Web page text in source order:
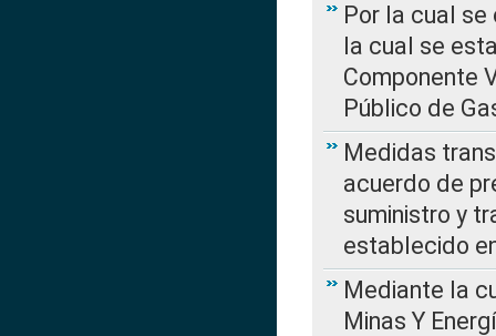
Por la cual se
la cual se
Componente
Público de
Medidas
acuerdo de
suministro y
establecido
Mediante la
Minas Y